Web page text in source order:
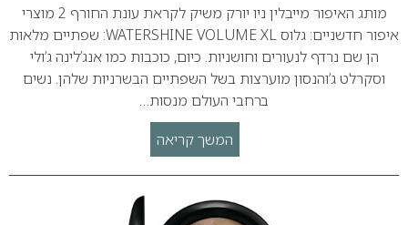
מותג האיפור מייבלין ניו יורק משיק לקראת עונת החורף 2 מוצרי
איפור חדשניים: גלוס WATERSHINE VOLUME XL: שפתיים מלאות
הן שם נרדף לנעורים וחושניות. כיום, כוכבות כמו אנג’לינה ג’ולי
וסקרלט ג’והנסון מוערצות בשל השפתיים הבשרניות שלהן. נשים
ברחבי העולם מנסות…
המשך קריאה